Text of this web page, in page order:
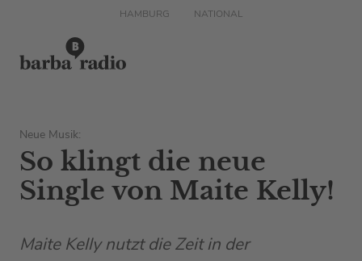
HAMBURG NATIONAL
Neue Musik:
So klingt die neue
Single von Maite Kelly!
Maite Kelly nutzt die Zeit in der